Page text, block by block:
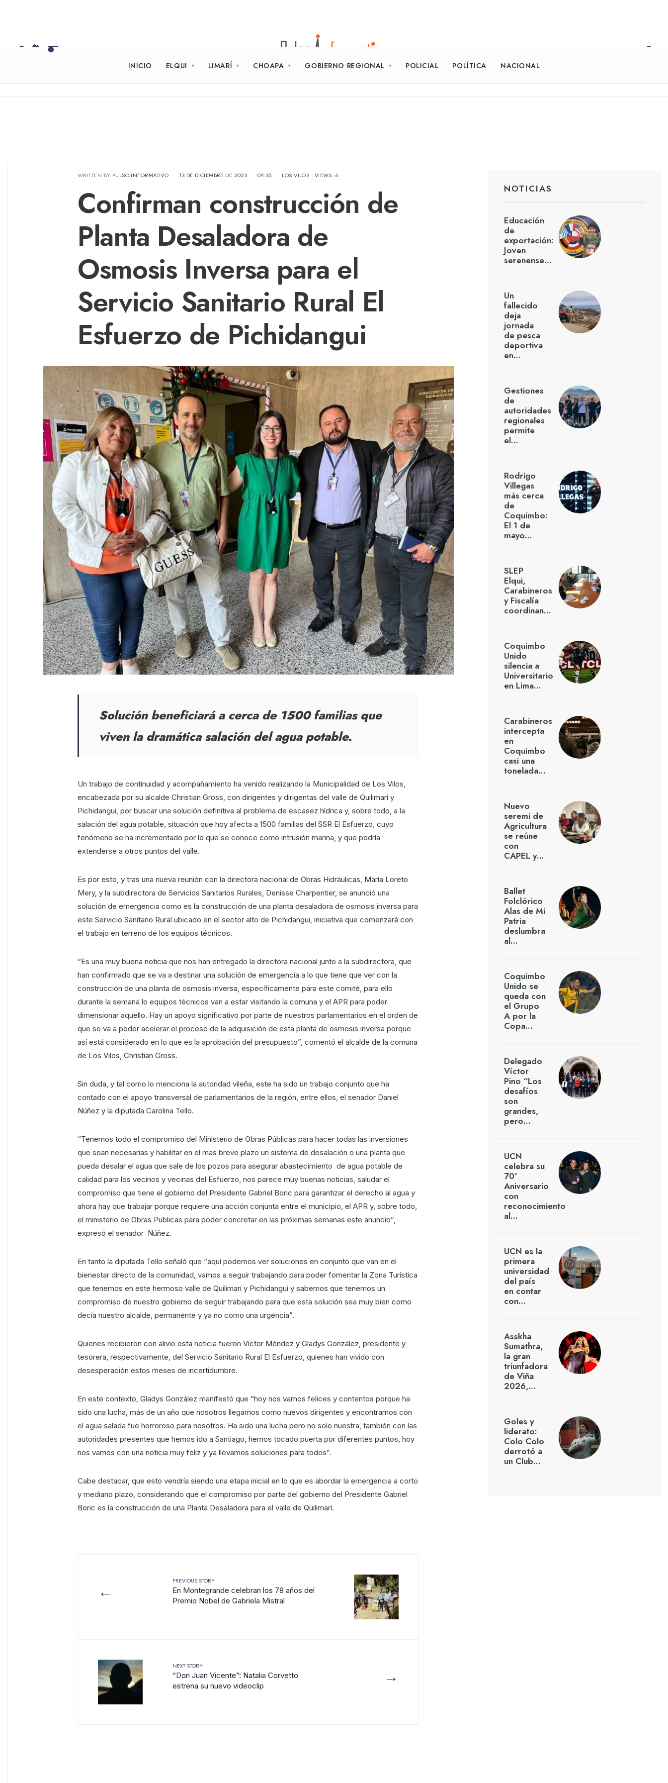
INICIO ELQUI LIMARÍ CHOAPA GOBIERNO REGIONAL POLICIAL POLÍTICA NACIONAL
WRITTEN BY PULSO INFORMATIVO • 13 DE DICIEMBRE DE 2023 • 09:35 • LOS VILOS • VIEWS: 6
Confirman construcción de
Planta Desaladora de
Osmosis Inversa para el
Servicio Sanitario Rural El
Esfuerzo de Pichidangui
Solución beneficiará a cerca de 1500 familias que
viven la dramática salación del agua potable.
Un trabajo de continuidad y acompañamiento ha venido realizando la Municipalidad de Los Vilos,
encabezada por su alcalde Christian Gross, con dirigentes y dirigentas del valle de Quilimarí y
Pichidangui, por buscar una solución definitiva al problema de escasez hídrica y, sobre todo, a la
salación del agua potable, situación que hoy afecta a 1500 familias del SSR El Esfuerzo, cuyo
fenómeno se ha incrementado por lo que se conoce como intrusión marina, y que podría
extenderse a otros puntos del valle.
Es por esto, y tras una nueva reunión con la directora nacional de Obras Hidráulicas, María Loreto
Mery, y la subdirectora de Servicios Sanitarios Rurales, Denisse Charpentier, se anunció una
solución de emergencia como es la construcción de una planta desaladora de osmosis inversa para
este Servicio Sanitario Rural ubicado en el sector alto de Pichidangui, iniciativa que comenzará con
el trabajo en terreno de los equipos técnicos.
“Es una muy buena noticia que nos han entregado la directora nacional junto a la subdirectora, que
han confirmado que se va a destinar una solución de emergencia a lo que tiene que ver con la
construcción de una planta de osmosis inversa, específicamente para este comité, para ello
durante la semana lo equipos técnicos van a estar visitando la comuna y el APR para poder
dimensionar aquello. Hay un apoyo significativo por parte de nuestros parlamentarios en el orden de
que se va a poder acelerar el proceso de la adquisición de esta planta de osmosis inversa porque
así está considerado en lo que es la aprobación del presupuesto”, comentó el alcalde de la comuna
de Los Vilos, Christian Gross.
Sin duda, y tal como lo menciona la autoridad vileña, este ha sido un trabajo conjunto que ha
contado con el apoyo transversal de parlamentarios de la región, entre ellos, el senador Daniel
Núñez y la diputada Carolina Tello.
“Tenemos todo el compromiso del Ministerio de Obras Públicas para hacer todas las inversiones
que sean necesarias y habilitar en el mas breve plazo un sistema de desalación o una planta que
pueda desalar el agua que sale de los pozos para asegurar abastecimiento de agua potable de
calidad para los vecinos y vecinas del Esfuerzo, nos parece muy buenas noticias, saludar el
compromiso que tiene el gobierno del Presidente Gabriel Boric para garantizar el derecho al agua y
ahora hay que trabajar porque requiere una acción conjunta entre el municipio, el APR y, sobre todo,
el ministerio de Obras Publicas para poder concretar en las próximas semanas este anuncio”,
expresó el senador Núñez.
En tanto la diputada Tello señaló que “aquí podemos ver soluciones en conjunto que van en el
bienestar directo de la comunidad, vamos a seguir trabajando para poder fomentar la Zona Turística
que tenemos en este hermoso valle de Quilimarí y Pichidangui y sabemos que tenemos un
compromiso de nuestro gobierno de seguir trabajando para que esta solución sea muy bien como
decía nuestro alcalde, permanente y ya no como una urgencia”.
Quienes recibieron con alivio esta noticia fueron Víctor Méndez y Gladys González, presidente y
tesorera, respectivamente, del Servicio Sanitario Rural El Esfuerzo, quienes han vivido con
desesperación estos meses de incertidumbre.
En este contexto, Gladys González manifestó que “hoy nos vamos felices y contentos porque ha
sido una lucha, más de un año que nosotros llegamos como nuevos dirigentes y encontrarnos con
el agua salada fue horroroso para nosotros. Ha sido una lucha pero no solo nuestra, también con las
autoridades presentes que hemos ido a Santiago, hemos tocado puerta por diferentes puntos, hoy
nos vamos con una noticia muy feliz y ya llevamos soluciones para todos”.
Cabe destacar, que esto vendría siendo una etapa inicial en lo que es abordar la emergencia a corto
y mediano plazo, considerando que el compromiso por parte del gobierno del Presidente Gabriel
Boric es la construcción de una Planta Desaladora para el valle de Quilimarí.
←
PREVIOUS STORY
En Montegrande celebran los 78 años del
Premio Nobel de Gabriela Mistral
→
NEXT STORY
“Don Juan Vicente”: Natalia Corvetto
estrena su nuevo videoclip
NOTICIAS
Educación
de
exportación:
Joven
serenense…
Un
fallecido
deja
jornada
de pesca
deportiva
en…
Gestiones
de
autoridades
regionales
permite
el…
Rodrigo
Villegas
más cerca
de
Coquimbo:
El 1 de
mayo…
SLEP
Elqui,
Carabineros
y Fiscalía
coordinan…
Coquimbo
Unido
silencia a
Universitario
en Lima…
Carabineros
intercepta
en
Coquimbo
casi una
tonelada…
Nuevo
seremi de
Agricultura
se reúne
con
CAPEL y…
Ballet
Folclórico
Alas de Mi
Patria
deslumbra
al…
Coquimbo
Unido se
queda con
el Grupo
A por la
Copa…
Delegado
Víctor
Pino “Los
desafíos
son
grandes,
pero…
UCN
celebra su
70°
Aniversario
con
reconocimiento
al…
UCN es la
primera
universidad
del país
en contar
con…
Asskha
Sumathra,
la gran
triunfadora
de Viña
2026,…
Goles y
liderato:
Colo Colo
derrotó a
un Club…